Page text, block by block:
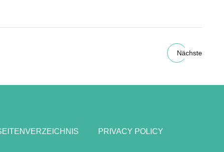
Nächste
PRIVACY POLICY